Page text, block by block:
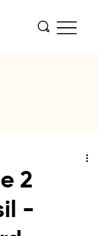
2
-